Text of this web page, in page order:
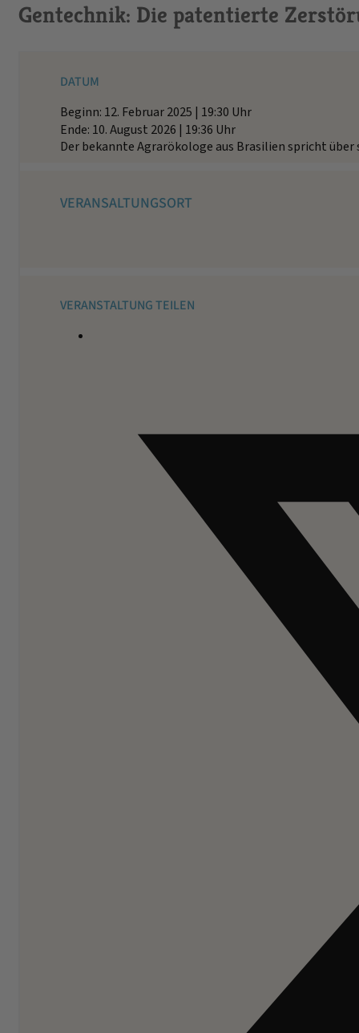
Gentechnik: Die patentierte
DATUM
Beginn: 12. Februar 2025 | 19:30 Uhr
Ende: 10. August 2026 | 19:36 Uhr
Der bekannte Agrarökologe aus Brasilien spricht
VERANSALTUNGSORT
VERANSTALTUNG TEILEN